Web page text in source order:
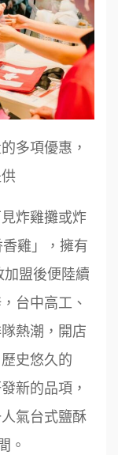
多項優惠，
炸雞攤或炸
雞」，擁有
盟後便陸續
台中高工、
熱潮，開店
史悠久的
新的品項，
氣台式鹽酥
。